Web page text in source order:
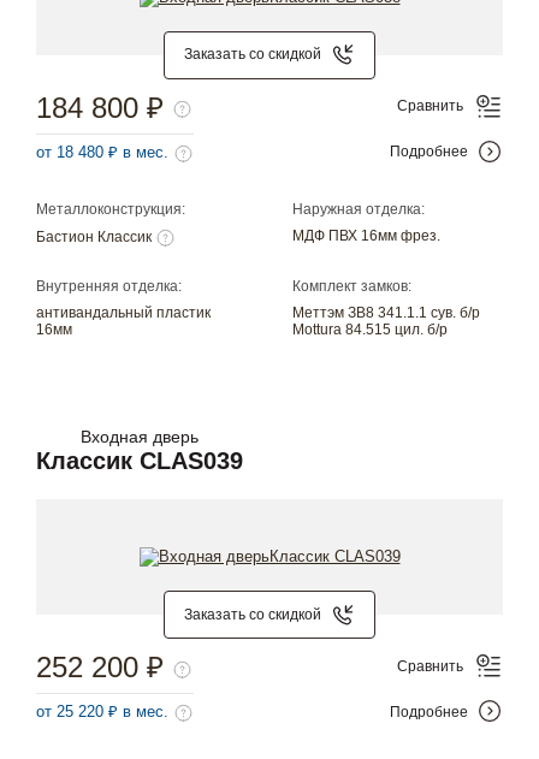
Заказать со скидкой
Металлоконструкция:
Бастион Классик
Наружная отделка:
МДФ ПВХ 16мм фрез.
Внутренняя отделка:
антивандальный пластик
16мм
Комплект замков:
Меттэм ЗВ8 341.1.1 сув. б/р
Mottura 84.515 цил. б/р
184 800 ₽
от 18 480 ₽ в мес.
Сравнить
Подробнее
Входная дверь
Классик CLAS039
Заказать со скидкой
252 200 ₽
от 25 220 ₽ в мес.
Сравнить
Подробнее